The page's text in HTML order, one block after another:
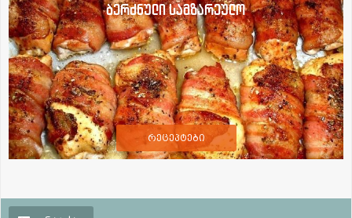
ბერძნული სამზარეულო
რეცეპტები